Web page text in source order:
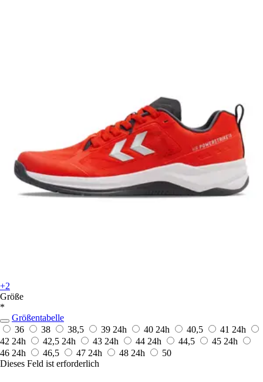
+2
Größe
*
Größentabelle
36
38 38,5 39 24h 40 24h 40,5 41 24h
42 24h 42,5 24h 43 24h 44 24h 44,5 45 24h
46 24h 46,5 47 24h 48 24h
50
Dieses Feld ist erforderlich